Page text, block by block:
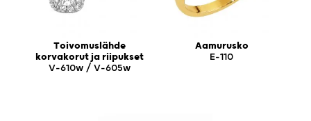
Toivomuslähde
korvakorut ja riipukset
V-610w / V-605w
Aamurusko
E-110